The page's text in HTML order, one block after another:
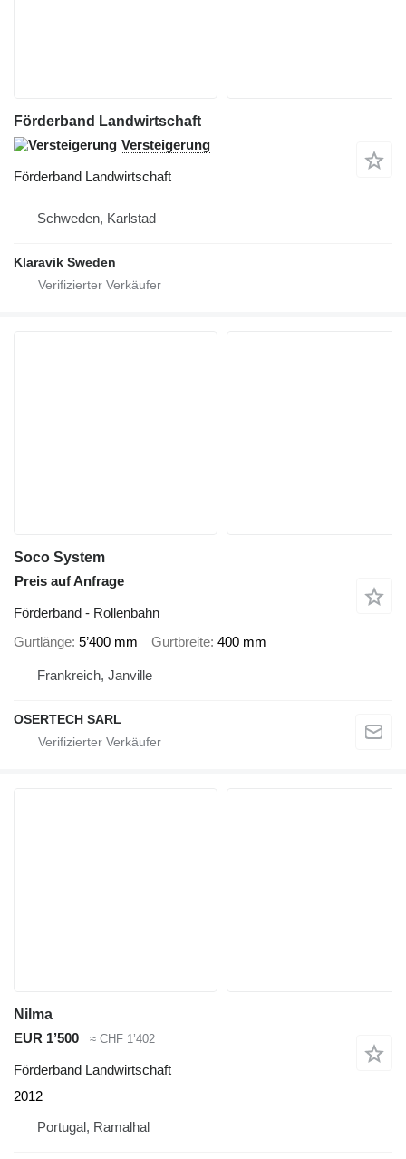
Förderband Landwirtschaft
Versteigerung
Förderband Landwirtschaft
Schweden, Karlstad
Klaravik Sweden
Soco System
Preis auf Anfrage
Förderband - Rollenbahn
Gurtlänge 5’400 mm Gurtbreite 400 mm
Frankreich, Janville
OSERTECH SARL
Nilma
EUR 1’500
≈ CHF 1’402
Förderband Landwirtschaft
2012
Portugal, Ramalhal